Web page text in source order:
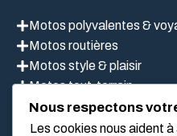
Motos polyvalentes &
Motos routières
Motos style & plaisir
Motos tout-terrain
Scooter
Nous respectons
Les cookies nous aident